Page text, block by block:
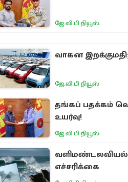
ஜே.வி.பி நியூஸ்
வாகன
ஜே.வி.பி நியூஸ்
தங்கப் பதக்கம்
உயர்வு!
ஜே.வி.பி நியூஸ்
வளிமண்டலவியல்
எச்சரிக்கை